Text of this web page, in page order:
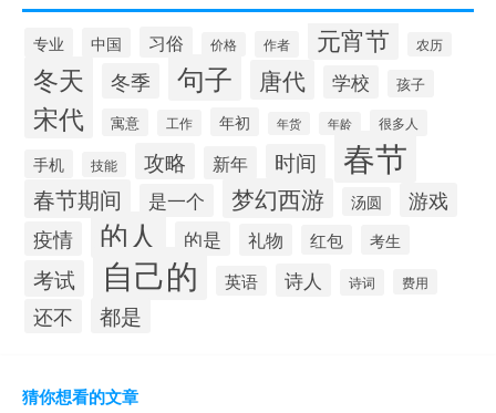
专业 中国 习俗 价格 作者 元宵节 农历
冬天 冬季 句子 唐代 学校 孩子
宋代 寓意 工作 年初 年货 年龄 很多人
手机 技能 攻略 新年 时间 春节
春节期间 是一个 梦幻西游 汤圆
游戏
疫情
的人 的是 礼物 红包 考生
考试 自己的 英语 诗人 诗词 费用
还不 都是
猜你想看的文章